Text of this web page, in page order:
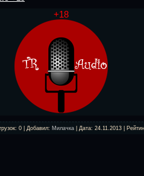
+18
0 | Добавил: Милачка | Дата: 24.11.2013 |